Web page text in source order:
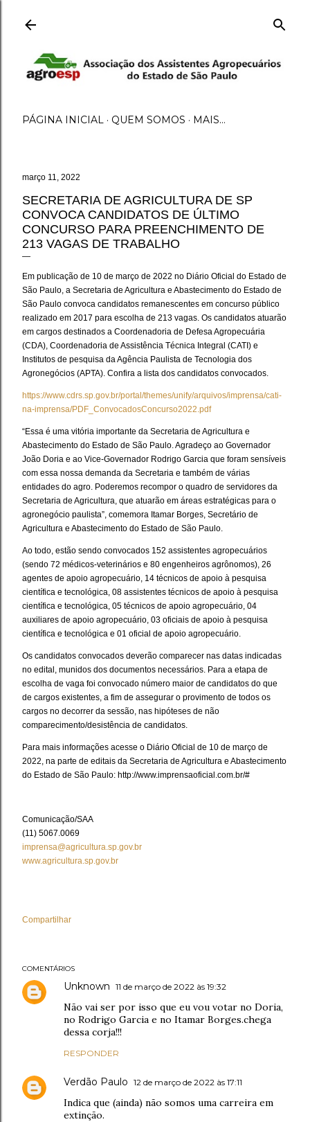
PÁGINA INICIAL QUEM SOMOS MAIS…
março 11, 2022
SECRETARIA DE AGRICULTURA DE SP
CONVOCA CANDIDATOS DE ÚLTIMO
CONCURSO PARA PREENCHIMENTO DE
213 VAGAS DE TRABALHO
Em publicação de 10 de março de 2022 no Diário Oficial do Estado de
São Paulo, a Secretaria de Agricultura e Abastecimento do Estado de
São Paulo convoca candidatos remanescentes em concurso público
realizado em 2017 para escolha de 213 vagas. Os candidatos atuarão
em cargos destinados a Coordenadoria de Defesa Agropecuária
(CDA), Coordenadoria de Assistência Técnica Integral (CATI) e
Institutos de pesquisa da Agência Paulista de Tecnologia dos
Agronegócios (APTA). Confira a lista dos candidatos convocados.
https://www.cdrs.sp.gov.br/portal/themes/unify/arquivos/imprensa/cati-
na-imprensa/PDF_ConvocadosConcurso2022.pdf
“Essa é uma vitória importante da Secretaria de Agricultura e
Abastecimento do Estado de São Paulo. Agradeço ao Governador
João Doria e ao Vice-Governador Rodrigo Garcia que foram sensíveis
com essa nossa demanda da Secretaria e também de várias
entidades do agro. Poderemos recompor o quadro de servidores da
Secretaria de Agricultura, que atuarão em áreas estratégicas para o
agronegócio paulista”, comemora Itamar Borges, Secretário de
Agricultura e Abastecimento do Estado de São Paulo.
Ao todo, estão sendo convocados 152 assistentes agropecuários
(sendo 72 médicos-veterinários e 80 engenheiros agrônomos), 26
agentes de apoio agropecuário, 14 técnicos de apoio à pesquisa
científica e tecnológica, 08 assistentes técnicos de apoio à pesquisa
científica e tecnológica, 05 técnicos de apoio agropecuário, 04
auxiliares de apoio agropecuário, 03 oficiais de apoio à pesquisa
científica e tecnológica e 01 oficial de apoio agropecuário.
Os candidatos convocados deverão comparecer nas datas indicadas
no edital, munidos dos documentos necessários. Para a etapa de
escolha de vaga foi convocado número maior de candidatos do que
de cargos existentes, a fim de assegurar o provimento de todos os
cargos no decorrer da sessão, nas hipóteses de não
comparecimento/desistência de candidatos.
Para mais informações acesse o Diário Oficial de 10 de março de
2022, na parte de editais da Secretaria de Agricultura e Abastecimento
do Estado de São Paulo: http://www.imprensaoficial.com.br/#
Comunicação/SAA
(11) 5067.0069
imprensa@agricultura.sp.gov.br
www.agricultura.sp.gov.br
Compartilhar
COMENTÁRIOS
Unknown 11 de março de 2022 às 19:32
Não vai ser por isso que eu vou votar no Doria,
no Rodrigo Garcia e no Itamar Borges.chega
dessa corja!!!
RESPONDER
Verdão Paulo 12 de março de 2022 às 17:11
Indica que (ainda) não somos uma carreira em
extinção.